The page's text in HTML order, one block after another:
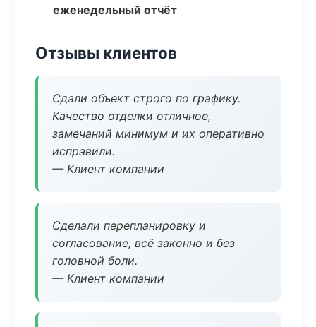
еженедельный отчёт
Отзывы клиентов
Сдали объект строго по графику.
Качество отделки отличное,
замечаний минимум и их оперативно
исправили.
— Клиент компании
Сделали перепланировку и
согласование, всё законно и без
головной боли.
— Клиент компании